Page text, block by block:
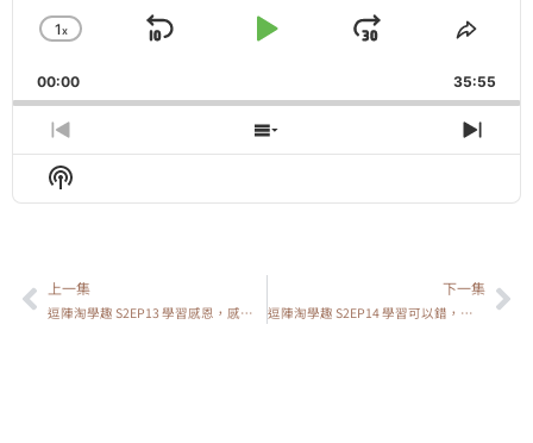
Change
Rate
1X
Skip
Play
Jump
Forward
Share
00:00 35:55
Previous
Episode
Show
Episodes
Next
Show
Podcast
上一頁
上一集
逗陣淘學趣 S2EP13 學習感恩，感恩學習
下一集
逗陣淘學趣 S2EP14 學習可以錯，不可留遺憾 下